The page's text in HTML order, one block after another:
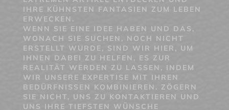
RE KÜHNSTEN FANTASIEN ZUM LEBEN ER
WECKEN.
WENN SIE EINE IDEE HABEN UND DAS,
WONACH SIE SUCHEN, NOCH NICHT
ERSTELLT WURDE, SIND WIR HIER, UM
IHNEN DABEI ZU HELFEN, ES ZUR
REALITÄT WERDEN ZU LASSEN, INDEM
WIR UNSERE EXPERTISE MIT IHREN
BEDÜRFNISSEN KOMBINIEREN. ZÖGERN
SIE NICHT, UNS ZU KONTAKTIEREN UND
UNS IHRE TIEFSTEN WÜNSCHE